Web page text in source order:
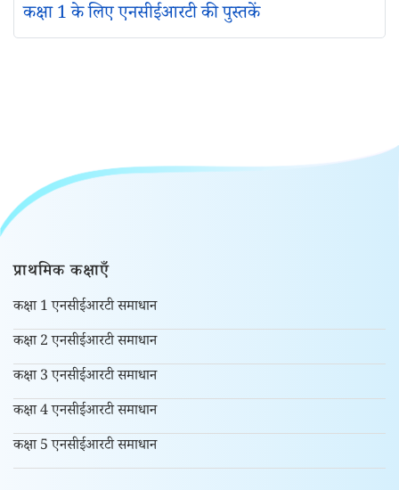
कक्षा 1 के लिए एनसीईआरटी की पुस्तकें
प्राथमिक कक्षाएँ
कक्षा 1 एनसीईआरटी समाधान
कक्षा 2 एनसीईआरटी समाधान
कक्षा 3 एनसीईआरटी समाधान
कक्षा 4 एनसीईआरटी समाधान
कक्षा 5 एनसीईआरटी समाधान